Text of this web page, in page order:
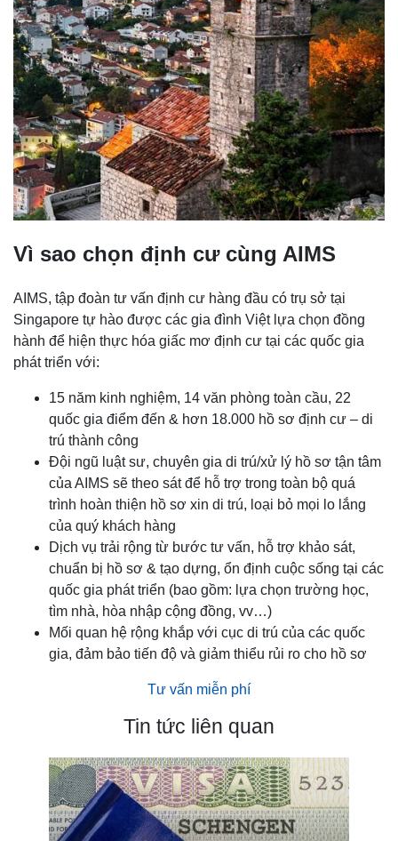
Vì sao chọn định cư cùng AIMS
AIMS, tập đoàn tư vấn định cư hàng đầu có trụ sở tại
Singapore tự hào được các gia đình Việt lựa chọn đồng
hành để hiện thực hóa giấc mơ định cư tại các quốc gia
phát triển với:
15 năm kinh nghiệm, 14 văn phòng toàn cầu, 22
quốc gia điểm đến & hơn 18.000 hồ sơ định cư – di
trú thành công
Đội ngũ luật sư, chuyên gia di trú/xử lý hồ sơ tận tâm
của AIMS sẽ theo sát để hỗ trợ trong toàn bộ quá
trình hoàn thiện hồ sơ xin di trú, loại bỏ mọi lo lắng
của quý khách hàng
Dịch vụ trải rộng từ bước tư vấn, hỗ trợ khảo sát,
chuẩn bị hồ sơ & tạo dựng, ổn định cuộc sống tại các
quốc gia phát triển (bao gồm: lựa chọn trường học,
tìm nhà, hòa nhập cộng đồng, vv…)
Mối quan hệ rộng khắp với cục di trú của các quốc
gia, đảm bảo tiến độ và giảm thiểu rủi ro cho hồ sơ
Tư vấn miễn phí
Tin tức liên quan